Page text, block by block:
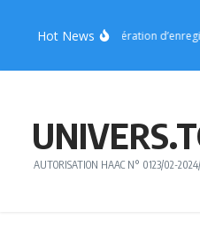
Hot News
Centrale : l’opération
AUTORISATION HAAC N° 0123/02-